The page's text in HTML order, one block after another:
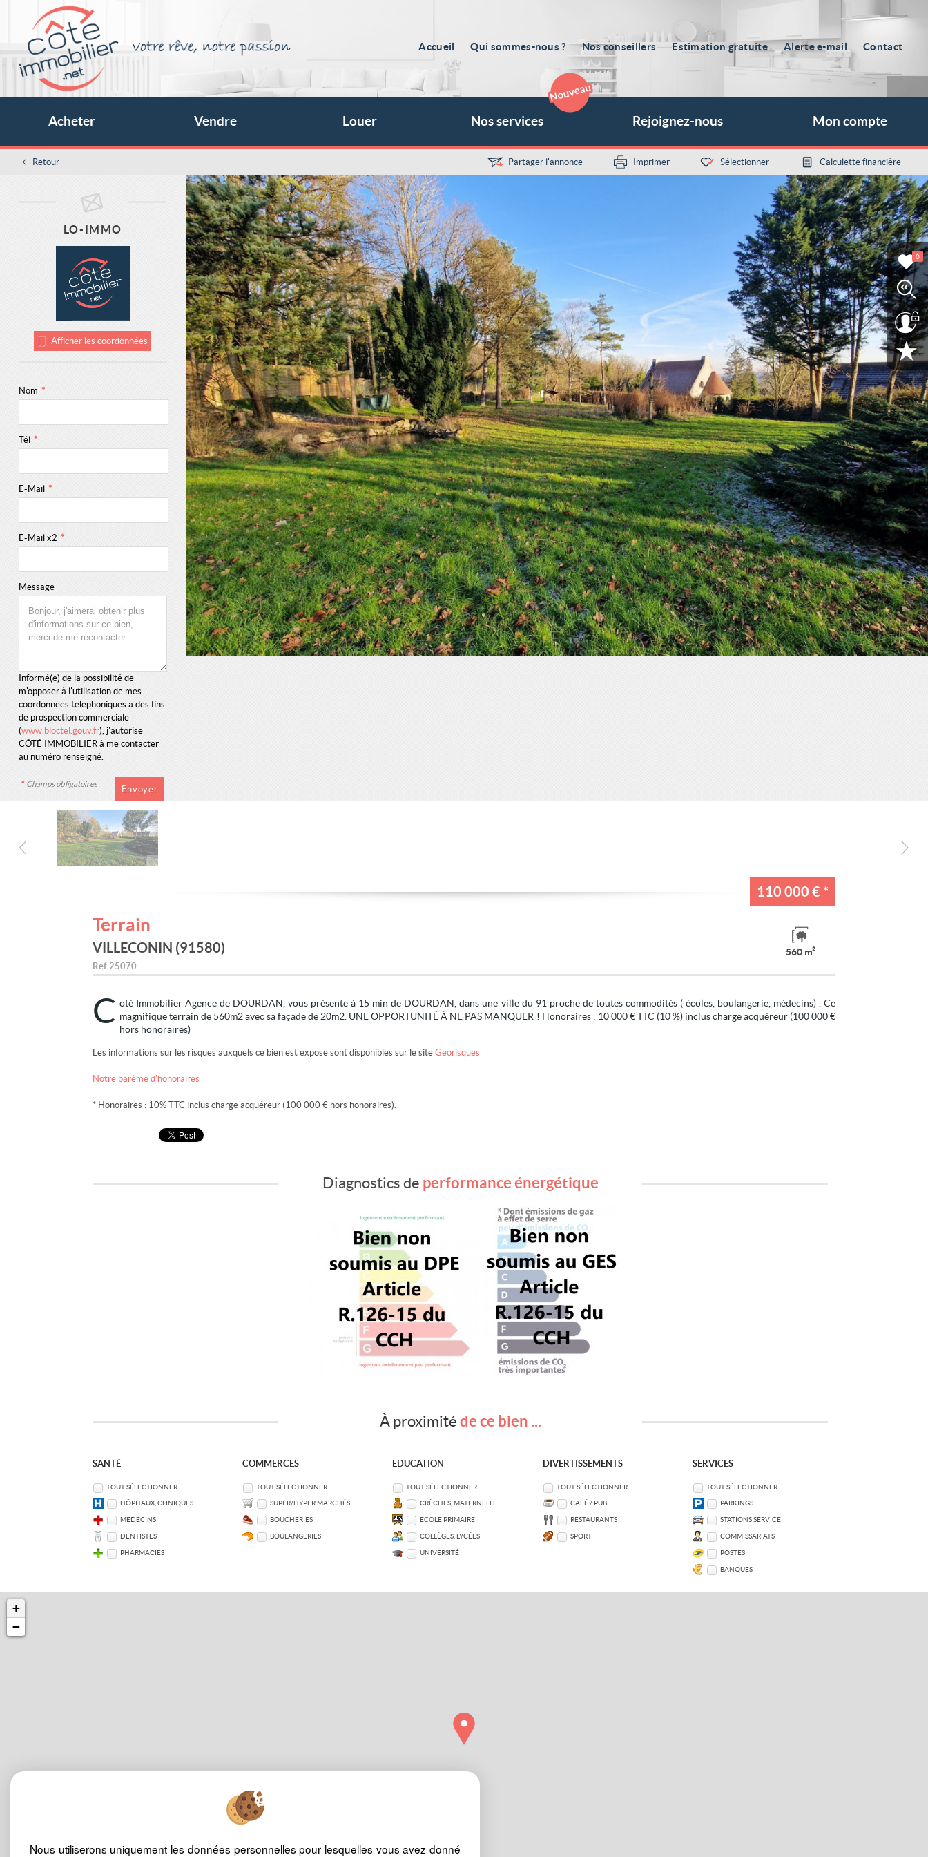
Accueil Qui sommes-nous ? Nos conseillers Estimation gratuite Alerte e-mail Contact
0
Acheter Vendre Louer Nos services Rejoignez-nous Mon compte
Retour Partager l'annonce Imprimer Sélectionner Calculette financière
LO-IMMO
Afficher les coordonnées
Nom *
Tél *
E-Mail *
E-Mail x2 *
Message
Informé(e) de la possibilité de
m'opposer à l'utilisation de mes
coordonnées téléphoniques à des fins
de prospection commerciale
(www.bloctel.gouv.fr), j'autorise
CÔTÉ IMMOBILIER à me contacter
au numéro renseigné.
* Champs obligatoires
110 000 € *
Terrain
VILLECONIN (91580)
Ref 25070
560 m²
C ôté Immobilier Agence de DOURDAN, vous présente à 15 min de DOURDAN, dans une ville du 91 proche de toutes commodités ( écoles, boulangerie, médecins) . Ce
magnifique terrain de 560m2 avec sa façade de 20m2. UNE OPPORTUNITÉ À NE PAS MANQUER ! Honoraires : 10 000 € TTC (10 %) inclus charge acquéreur (100 000 €
hors honoraires)
Les informations sur les risques auxquels ce bien est exposé sont disponibles sur le siteGéorisques
Notre barème d'honoraires
* Honoraires : 10% TTC inclus charge acquéreur (100 000 € hors honoraires).
Diagnostics de performance énergétique
À proximité de ce bien ...
SANTÉ
TOUT SÉLECTIONNER
HÔPITAUX, CLINIQUES
MÉDECINS
DENTISTES
PHARMACIES
COMMERCES
TOUT SÉLECTIONNER
SUPER/HYPER MARCHÉS
BOUCHERIES
BOULANGERIES
EDUCATION
TOUT SÉLECTIONNER
CRÈCHES, MATERNELLE
ECOLE PRIMAIRE
COLLÈGES, LYCÉES
UNIVERSITÉ
DIVERTISSEMENTS
TOUT SÉLECTIONNER
CAFÉ / PUB
RESTAURANTS
SPORT
SERVICES
TOUT SÉLECTIONNER
PARKINGS
STATIONS SERVICE
COMMISSARIATS
POSTES
BANQUES
+
−
Nous utiliserons uniquement les données personnelles pour lesquelles vous avez donné